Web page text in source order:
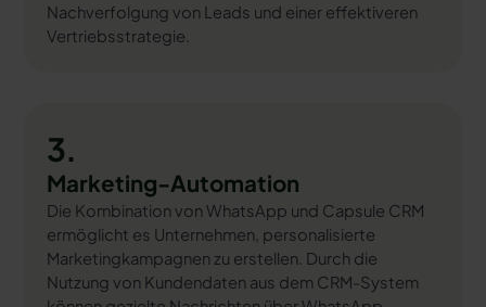
Nachverfolgung von Leads und einer effektiveren
Vertriebsstrategie.
3.
Marketing-Automation
Die Kombination von WhatsApp und Capsule CRM
ermöglicht es Unternehmen, personalisierte
Marketingkampagnen zu erstellen. Durch die
Nutzung von Kundendaten aus dem CRM-System